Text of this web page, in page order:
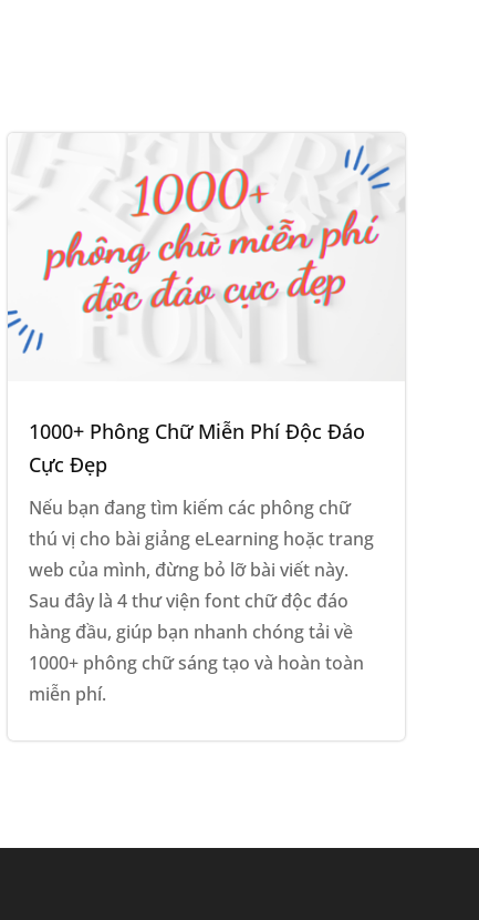
1000+ Phông Chữ Miễn Phí Độc Đáo
Cực Đẹp
Nếu bạn đang tìm kiếm các phông chữ
thú vị cho bài giảng eLearning hoặc trang
web của mình, đừng bỏ lỡ bài viết này.
Sau đây là 4 thư viện font chữ độc đáo
hàng đầu, giúp bạn nhanh chóng tải về
1000+ phông chữ sáng tạo và hoàn toàn
miễn phí.